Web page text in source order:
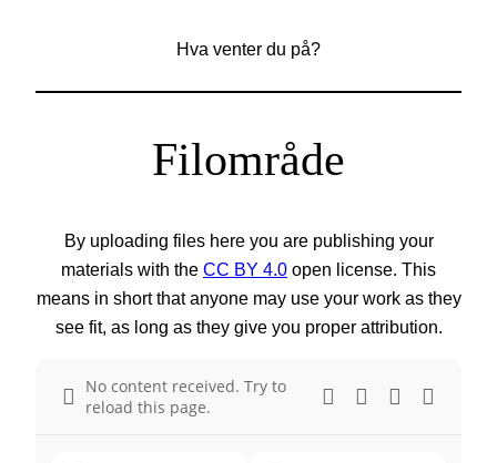
Hva venter du på?
Filområde
By uploading files here you are publishing your
materials with the CC BY 4.0 open license. This
means in short that anyone may use your work as they
see fit, as long as they give you proper attribution.
No content received. Try to
reload this page.